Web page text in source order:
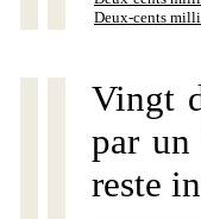
Deux-cents
Vingt
par
reste